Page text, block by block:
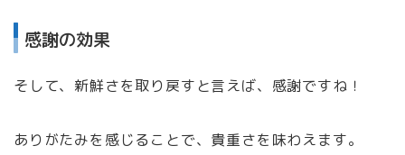
感謝の効果
そして、新鮮さを取り戻すと言えば、感謝ですね！
ありがたみを感じることで、貴重さを味わえます。